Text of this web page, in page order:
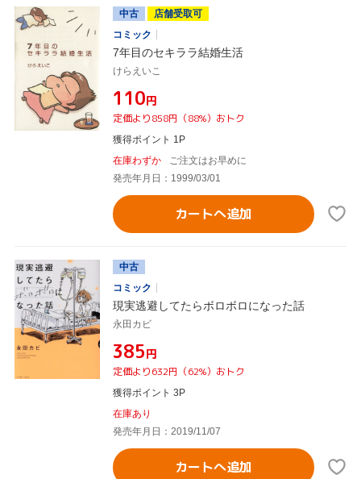
中古
店舗受取可
コミック
7年目のセキララ結婚生活
けらえいこ
¥110円
定価より858円（88%）おトク
獲得ポイント 1P
在庫わずか
ご注文はお早めに
発売年月日：1999/03/01
カートへ追加
中古
コミック
現実逃避してたらボロボロになった話
永田カビ
¥385円
定価より632円（62%）おトク
獲得ポイント 3P
在庫あり
発売年月日：2019/11/07
カートへ追加